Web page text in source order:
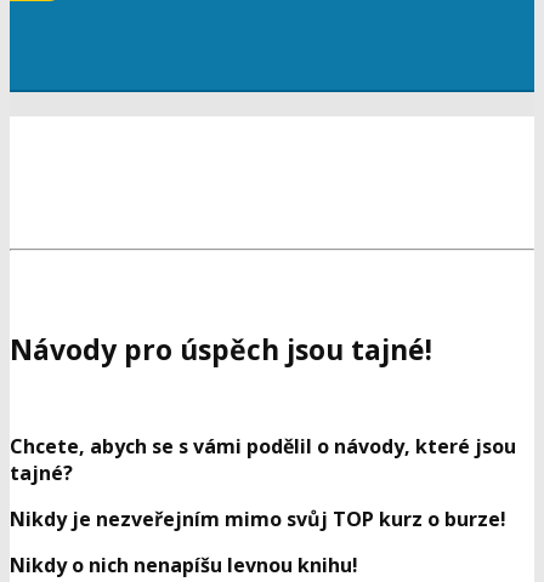
Návody pro úspěch jsou tajné!
Chcete, abych se s vámi podělil o návody, které jsou
tajné?
Nikdy je nezveřejním mimo svůj TOP kurz o burze!
Nikdy o nich nenapíšu levnou knihu!